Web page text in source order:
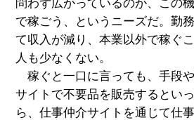
問わず広がっているのが、この
で稼ごう、というニーズだ。勤
て収入が減り、本業以外で稼ぐ
人も少なくない。
稼ぐと一口に言っても、手段や
サイトで不要品を販売するとい
ら、仕事仲介サイトを通じて仕